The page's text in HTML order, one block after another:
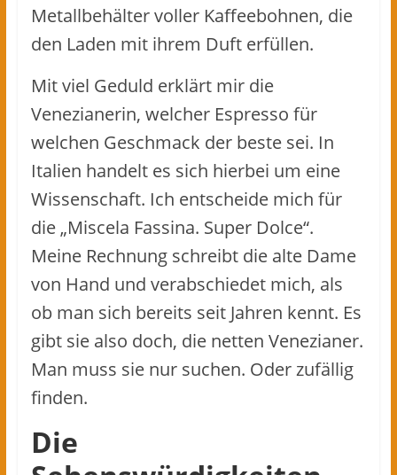
Metallbehälter voller Kaffeebohnen, die
den Laden mit ihrem Duft erfüllen.
Mit viel Geduld erklärt mir die
Venezianerin, welcher Espresso für
welchen Geschmack der beste sei. In
Italien handelt es sich hierbei um eine
Wissenschaft. Ich entscheide mich für
die „Miscela Fassina. Super Dolce“.
Meine Rechnung schreibt die alte Dame
von Hand und verabschiedet mich, als
ob man sich bereits seit Jahren kennt. Es
gibt sie also doch, die netten Venezianer.
Man muss sie nur suchen. Oder zufällig
finden.
Die